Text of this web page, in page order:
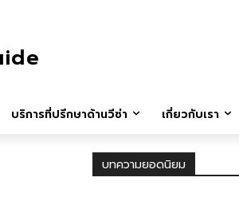
บริการที่ปรึกษาด้านวีซ่า เกี่ยวกับเรา
บทความยอดนิยม